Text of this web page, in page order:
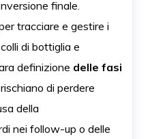
finale.
tracciare e gestire i
di bottiglia e
definizione delle fasi
di perdere
della
nei follow-up o delle